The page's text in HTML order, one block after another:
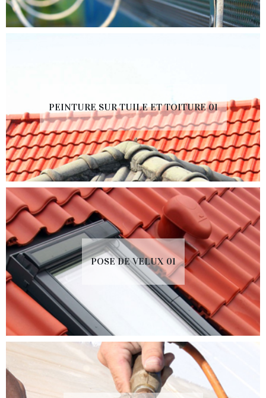
PEINTURE SUR TUILE ET TOITURE 01
POSE DE VELUX 01